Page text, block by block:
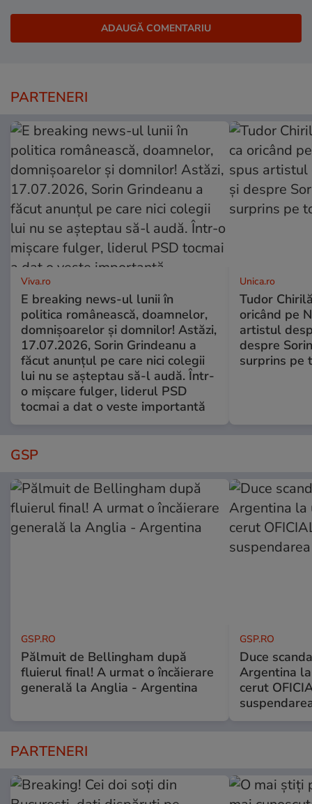
PARTENERI
Viva.ro
E breaking news-ul lunii în
politica românească, doamnelor,
domnișoarelor și domnilor! Astăzi,
17.07.2026, Sorin Grindeanu a
făcut anunțul pe care nici colegii
lui nu se așteptau să-l audă. Într-
o mișcare fulger, liderul PSD
tocmai a dat o veste importantă
Unica.ro
Tudor
oricând pe
artistul
despre
surprins pe
GSP
GSP.RO
Pălmuit de Bellingham după
fluierul final! A urmat o încăierare
generală la Anglia - Argentina
GSP.RO
Duce
Argentina
cerut
PARTENERI